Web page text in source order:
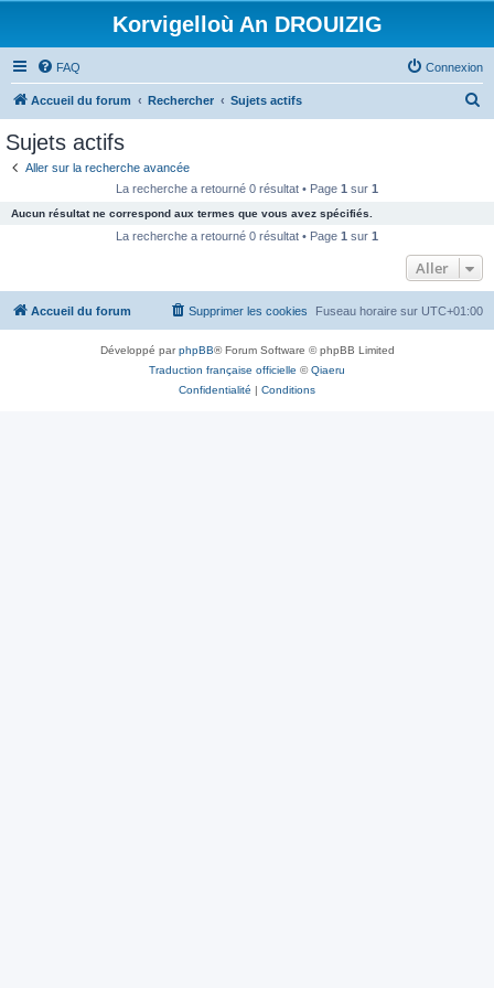
Korvigelloù An DROUIZIG
FAQ Connexion
Accueil du forum Rechercher Sujets actifs
c
e
Sujets actifs
Aller sur la recherche avancée
La recherche a retourné 0 résultat • Page 1 sur 1
Aucun résultat ne correspond aux termes que vous avez spécifiés.
La recherche a retourné 0 résultat • Page 1 sur 1
Aller
Accueil du forum Fuseau horaire sur UTC+01:00
Supprimer les cookies
Développé parphpBB® Forum Software © phpBB Limited
Traduction française officielle ©Qiaeru
Confidentialité | Conditions